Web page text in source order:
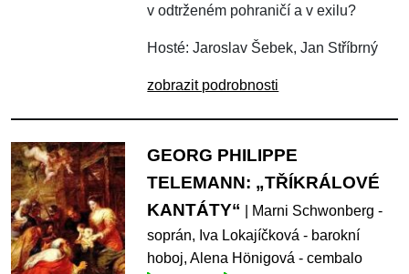
v odtrženém pohraničí a v exilu?
Hosté: Jaroslav Šebek, Jan Stříbrný
zobrazit podrobnosti
GEORG PHILIPPE
TELEMANN: „TŘÍKRÁLOVÉ
KANTÁTY“
| Marni Schwonberg -
soprán, Iva Lokajíčková - barokní
hoboj, Alena Hönigová - cembalo